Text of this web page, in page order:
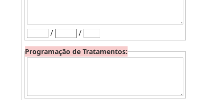
/ /
Programação de Tratamentos: